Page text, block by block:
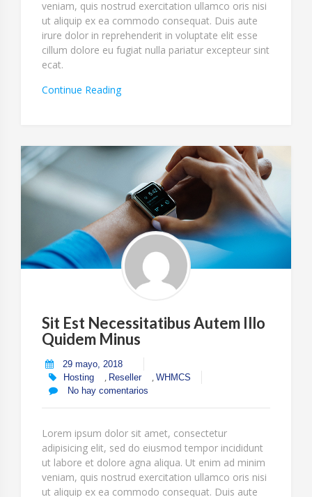
veniam, quis nostrud exercitation ullamco oris nisi
ut aliquip ex ea commodo consequat. Duis aute
irure dolor in reprehenderit in voluptate elit esse
cillum dolore eu fugiat nulla pariatur excepteur sint
ecat.
Continue Reading“Inventore
Et
Sit Est Necessitatibus Autem Illo
Quidem Minus
29 mayo, 2018
Hosting
, Reseller , WHMCS
No hay comentarios
Lorem ipsum dolor sit amet, consectetur
adipisicing elit, sed do eiusmod tempor incididunt
ut labore et dolore agna aliqua. Ut enim ad minim
veniam, quis nostrud exercitation ullamco oris nisi
ut aliquip ex ea commodo consequat. Duis aute